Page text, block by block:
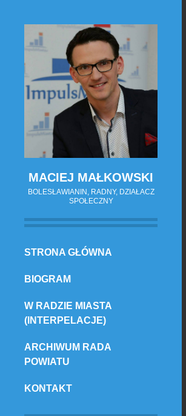
MACIEJ MAŁKOWSKI
BOLESŁAWIANIN, RADNY, DZIAŁACZ
SPOŁECZNY
PRZESKOCZ
TREŚCI
STRONA GŁÓWNA
BIOGRAM
W RADZIE MIASTA
(INTERPELACJE)
ARCHIWUM RADA
POWIATU
KONTAKT